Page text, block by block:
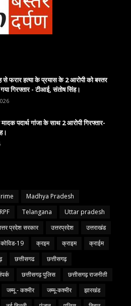
से फरार हत्या के प्रयास के 2 आरोपी को बस्तर
गया गिरफ्तार - टीआई, संतोष सिंह।
पदार्थ गांजा के साथ 2 आरोपी गिरफ्तार-
Madhya Pradesh
RPF Telangana
Uttar pradesh
प्रदेश सरकार उत्तरप्रदेश
उत्तराखंड
कोविड-19 क्रइम क्राइम
क्राईम
छत्तीसगढ
छत्तीसगढ़
छत्तीसगढ़ पुलिस
छत्तीसगढ़ राजनीती
जम्मू - कश्मीर जम्मू-कश्मीर
झारखंड